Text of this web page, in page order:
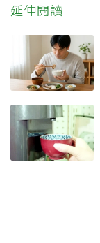
延伸閱讀